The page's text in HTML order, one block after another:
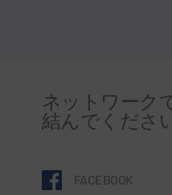
ネットワーク
結んでくださ
FACEBOOK